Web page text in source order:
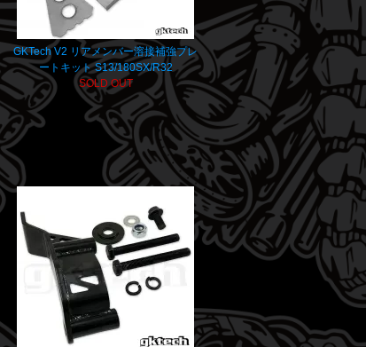
GKTech V2 リアメンバー溶接補強プレ
ートキット S13/180SX/R32
SOLD OUT